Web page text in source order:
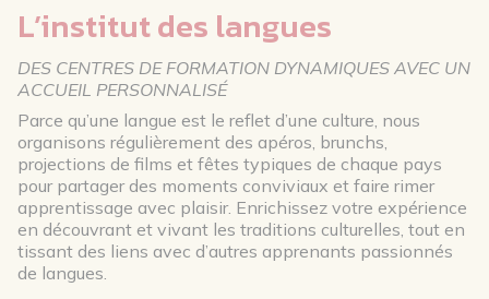
L’institut des langues
DES CENTRES DE FORMATION DYNAMIQUES AVEC UN
ACCUEIL PERSONNALISÉ
Parce qu’une langue est le reflet d’une culture, nous
organisons régulièrement des apéros, brunchs,
projections de films et fêtes typiques de chaque pays
pour partager des moments conviviaux et faire rimer
apprentissage avec plaisir. Enrichissez votre expérience
en découvrant et vivant les traditions culturelles, tout en
tissant des liens avec d’autres apprenants passionnés
de langues.